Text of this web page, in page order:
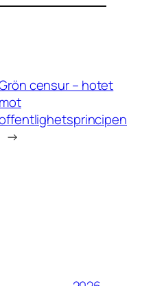
censur – hotet
mot
→